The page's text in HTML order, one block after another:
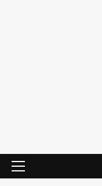
Menú